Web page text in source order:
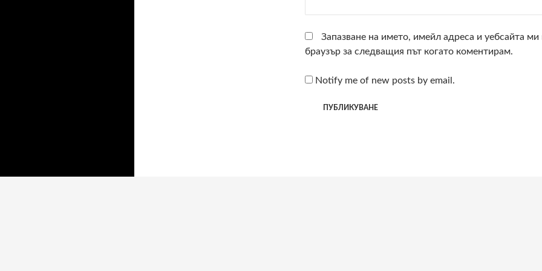
Запазване на името, имейл адреса и уебсайта ми
браузър за следващия път когато коментирам.
Notify me of new posts by email.